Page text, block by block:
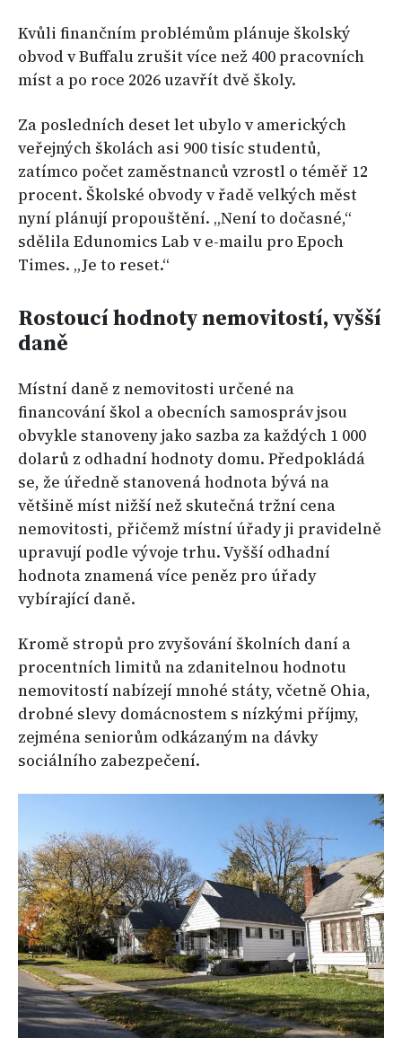
Kvůli finančním problémům plánuje školský
obvod v Buffalu zrušit více než 400 pracovních
míst a po roce 2026 uzavřít dvě školy.
Za posledních deset let ubylo v amerických
veřejných školách asi 900 tisíc studentů,
zatímco počet zaměstnanců vzrostl o téměř 12
procent. Školské obvody v řadě velkých měst
nyní plánují propouštění. „Není to dočasné,“
sdělila Edunomics Lab v e-mailu pro Epoch
Times. „Je to reset.“
Rostoucí hodnoty nemovitostí, vyšší
daně
Místní daně z nemovitosti určené na
financování škol a obecních samospráv jsou
obvykle stanoveny jako sazba za každých 1 000
dolarů z odhadní hodnoty domu. Předpokládá
se, že úředně stanovená hodnota bývá na
většině míst nižší než skutečná tržní cena
nemovitosti, přičemž místní úřady ji pravidelně
upravují podle vývoje trhu. Vyšší odhadní
hodnota znamená více peněz pro úřady
vybírající daně.
Kromě stropů pro zvyšování školních daní a
procentních limitů na zdanitelnou hodnotu
nemovitostí nabízejí mnohé státy, včetně Ohia,
drobné slevy domácnostem s nízkými příjmy,
zejména seniorům odkázaným na dávky
sociálního zabezpečení.